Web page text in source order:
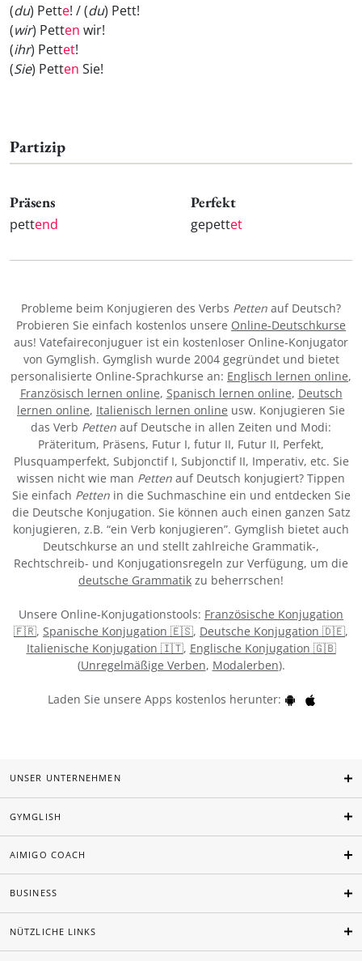
(du) Pette! / (du) Pett!
(wir) Petten wir!
(ihr) Pettet!
(Sie) Petten Sie!
Partizip
Präsens
pettend
Perfekt
gepettet
Probleme beim Konjugieren des Verbs Petten auf Deutsch?
Probieren Sie einfach kostenlos unsere Online-Deutschkurse
aus! Vatefaireconjuguer ist ein kostenloser Online-Konjugator
von Gymglish. Gymglish wurde 2004 gegründet und bietet
personalisierte Online-Sprachkurse an: Englisch lernen online,
Französisch lernen online, Spanisch lernen online, Deutsch
lernen online, Italienisch lernen online usw. Konjugieren Sie
das Verb Petten auf Deutsche in allen Zeiten und Modi:
Präteritum, Präsens, Futur I, futur II, Futur II, Perfekt,
Plusquamperfekt, Subjonctif I, Subjonctif II, Imperativ, etc. Sie
wissen nicht wie man Petten auf Deutsch konjugiert? Tippen
Sie einfach Pettenin die Suchmaschine ein und entdecken Sie
die Deutsche Konjugation. Sie können auch einen ganzen Satz
konjugieren, z.B. “ein Verb konjugieren”. Gymglish bietet auch
Deutschkurse an und stellt zahlreiche Grammatik-,
Rechtschreib- und Konjugationsregeln zur Verfügung, um die
deutsche Grammatik zu beherrschen!
Unsere Online-Konjugationstools: Französische Konjugation
🇫🇷, Spanische Konjugation 🇪🇸, Deutsche Konjugation 🇩🇪,
Italienische Konjugation 🇮🇹, Englische Konjugation 🇬🇧
(Unregelmäßige Verben, Modalerben).
Laden Sie unsere Apps kostenlos herunter:
UNSER UNTERNEHMEN
GYMGLISH
AIMIGO COACH
BUSINESS
NÜTZLICHE LINKS